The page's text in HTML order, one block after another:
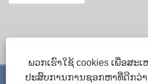
ພວກເຮົາໃຊ້ cookies ເພື່ອສະ
ປະສົບການການຊອກຫາທີ່ດີກວ່າ